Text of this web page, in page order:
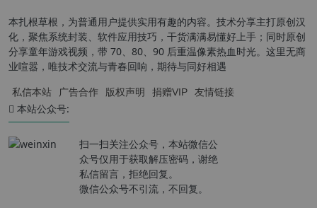
本扎根草根，为普通用户提供实用有趣的内容。技术分享主打原创汉
化，聚焦系统封装、软件应用技巧，干货满满易懂好上手；同时原创
分享童年游戏视频，带 70、80、90 后重温像素热血时光。这里无商
业喧嚣，唯技术交流与青春回响，期待与同好相遇
私信本站 广告合作 版权声明 捐赠VIP 友情链接
本站公众号:
扫一扫关注公众号，本站微信公
众号仅用于获取解压密码，谢绝
私信留言，拒绝回复。
微信公众号不引流，不回复。